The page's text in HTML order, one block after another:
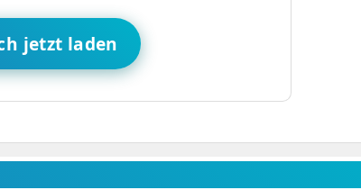
jetzt laden